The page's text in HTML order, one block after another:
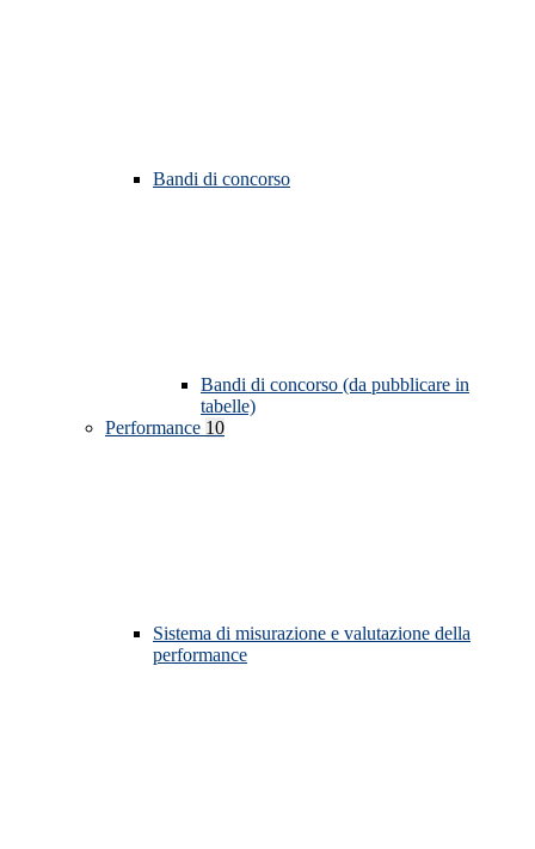
Bandi di concorso
Bandi di concorso (da pubblicare in
tabelle)
Performance 10
Sistema di misurazione e valutazione della
performance